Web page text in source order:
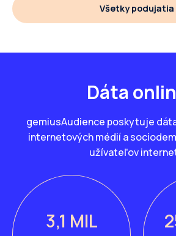
Všetky podujatia
Dáta
gemiusAudience poskytuje
internetových médií a
užívateľov
3,1 MIL